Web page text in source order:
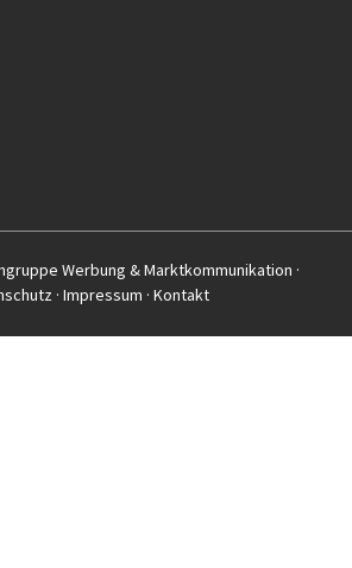
Werbung & Marktkommunikation ·
· Impressum · Kontakt